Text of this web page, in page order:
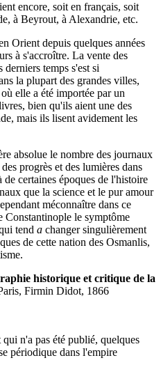
encore, soit en français, soit
à Beyrout, à Alexandrie, etc.
Orient depuis quelques années
à s'accroître. La vente des
temps s'est si
la plupart des grandes villes,
elle a été importée par un
bien qu'ils aient une des
mais ils lisent avidement les
absolue le nombre des journaux
progrès et des lumières dans
certaines époques de l'histoire
que la science et le pur amour
méconnaître dans ce
Constantinople le symptôme
tend а changer singulièrement
de cette nation des Osmanlis,
historique et critique de la
Firmin Didot, 1866
n'a pas été publié, quelques
périodique dans l'empire